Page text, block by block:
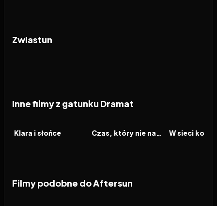
Zwiastun
Inne filmy z gatunku Dramat
FILM
Klara i słońce FILM Czas, który nie nadszedł FILM
Filmy podobne do Aftersun